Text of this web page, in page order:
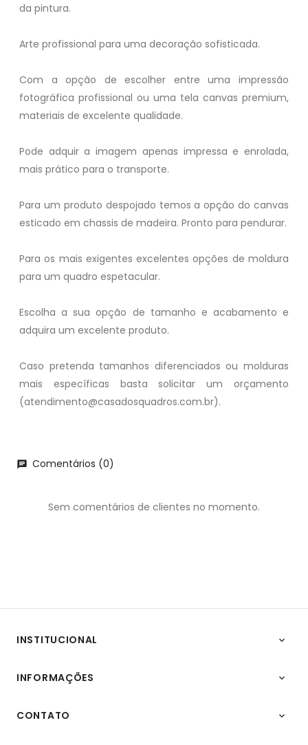
da pintura.
Arte profissional para uma decoração sofisticada.
Com a opção de escolher entre uma impressão
fotográfica profissional ou uma tela canvas premium,
materiais de excelente qualidade.
Pode adquir a imagem apenas impressa e enrolada,
mais prático para o transporte.
Para um produto despojado temos a opção do canvas
esticado em chassis de madeira. Pronto para pendurar.
Para os mais exigentes excelentes opções de moldura
para um quadro espetacular.
Escolha a sua opção de tamanho e acabamento e
adquira um excelente produto.
Caso pretenda tamanhos diferenciados ou molduras
mais específicas basta solicitar um orçamento
(atendimento@casadosquadros.com.br).
chat Comentários (0)
Sem comentários de clientes no momento.
INSTITUCIONAL 
INFORMAÇÕES 
CONTATO 